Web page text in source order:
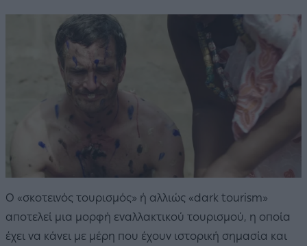
Ο «σκοτεινός τουρισμός» ή αλλιώς «dark tourism»
αποτελεί μια μορφή εναλλακτικού τουρισμού, η οποία
έχει να κάνει με μέρη που έχουν ιστορική σημασία και